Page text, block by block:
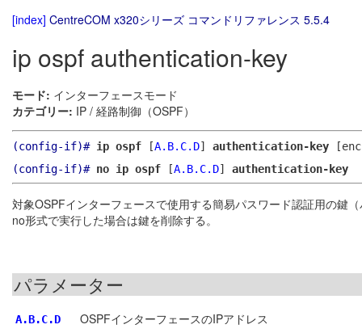
[index] CentreCOM x320シリーズ コマンドリファレンス 5.5.4
ip ospf authentication-key
モード: インターフェースモード
カテゴリー: IP / 経路制御（OSPF）
(config-if)# ip ospf [A.B.C.D] authentication-key
(config-if)# no ip ospf [A.B.C.D] authentication-key
対象OSPFインターフェースで使用する簡易パスワード認証用の鍵
no形式で実行した場合は鍵を削除する。
パラメーター
A.B.C.D OSPFインターフェースのIPアドレス